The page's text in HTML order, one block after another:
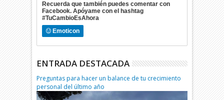
Recuerda que también puedes comentar con
Facebook. Apóyame con el hashtag
#TuCambioEsAhora
Emoticon
ENTRADA DESTACADA
Preguntas para hacer un balance de tu crecimiento
personal del último año